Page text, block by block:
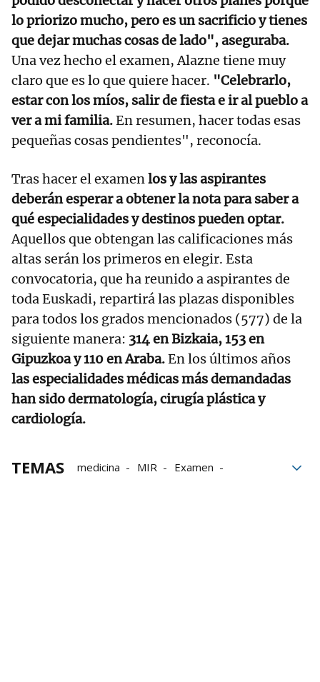
lo priorizo mucho, pero es un sacrificio y tienes
que dejar muchas cosas de lado", aseguraba.
Una vez hecho el examen, Alazne tiene muy
claro que es lo que quiere hacer. "Celebrarlo,
estar con los míos, salir de fiesta e ir al pueblo a
ver a mi familia.En resumen, hacer todas esas
pequeñas cosas pendientes", reconocía.
Tras hacer el examen los y las aspirantes
deberán esperar a obtener la nota para saber a
qué especialidades y destinos pueden optar.
Aquellos que obtengan las calificaciones más
altas serán los primeros en elegir. Esta
convocatoria, que ha reunido a aspirantes de
toda Euskadi, repartirá las plazas disponibles
para todos los grados mencionados (577) de la
siguiente manera: 314 en Bizkaia, 153 en
Gipuzkoa y 110 en Araba.En los últimos años
las especialidades médicas más demandadas
han sido dermatología, cirugía plástica y
cardiología.
TEMAS medicina MIR
Examen